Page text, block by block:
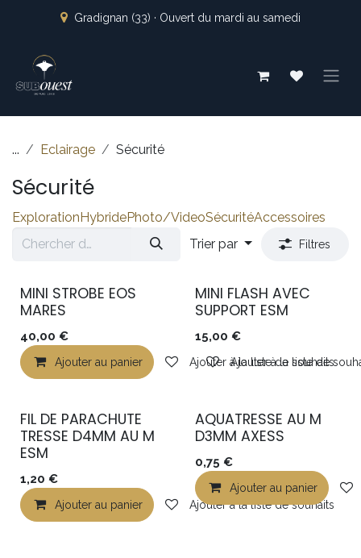
Se rendre au contenu
Gradignan (33) · Ouvert du mardi au samedi
... Eclairage Sécurité
Sécurité
ExplorationHybridePhoto/VideoSécuritéAccessoires
Trier par
Filtres
MINI STROBE EOS
MARES
40,00 €
Ajouter au panier Ajouter à la liste de souhaits
MINI FLASH AVEC
SUPPORT ESM
15,00 €
Ajouter à la liste de
FIL DE PARACHUTE
TRESSE D4MM AU M
ESM
1,20 €
Ajouter au panier Ajouter à la liste de souhaits
AQUATRESSE AU M
D3MM AXESS
0,75 €
Ajouter au panier